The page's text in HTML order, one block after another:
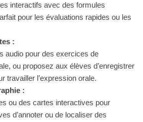
interactifs avec des formules
pour les évaluations rapides ou les
:
audio pour des exercices de
ou proposez aux élèves d’enregistrer
travailler l’expression orale.
:
ou des cartes interactives pour
d’annoter ou de localiser des